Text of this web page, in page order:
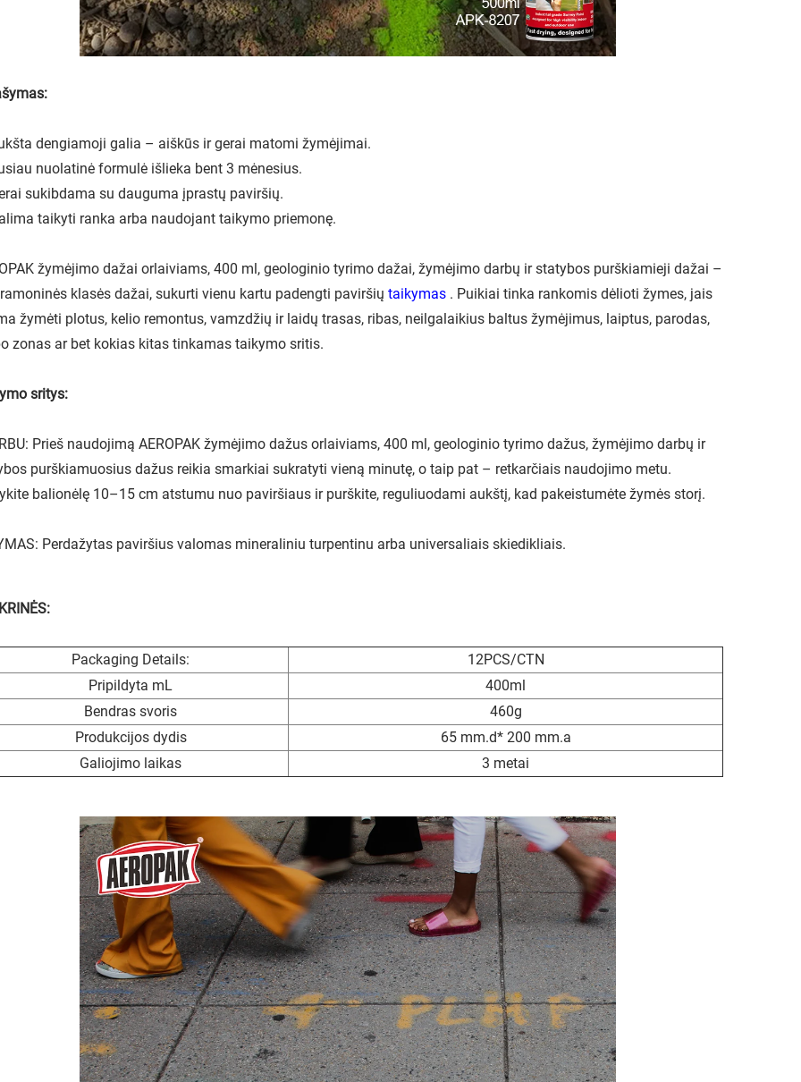
dengiamoji galia – aiškūs ir gerai matomi žymėjimai.
nuolatinė formulė išlieka bent 3 mėnesius.
sukibdama su dauguma įprastų paviršių.
taikyti ranka arba naudojant taikymo priemonę.
žymėjimo dažai orlaiviams, 400 ml, geologinio tyrimo dažai, žymėjimo darbų ir statybos purškiamieji dažai –
klasės dažai, sukurti vienu kartu padengti paviršių taikymas . Puikiai tinka rankomis dėlioti žymes, jais
žymėti plotus, kelio remontus, vamzdžių ir laidų trasas, ribas, neilgalaikius baltus žymėjimus, laiptus, parodas,
zonas ar bet kokias kitas tinkamas taikymo sritis.
sritys:
Prieš naudojimą AEROPAK žymėjimo dažus orlaiviams, 400 ml, geologinio tyrimo dažus, žymėjimo darbų ir
purškiamuosius dažus reikia smarkiai sukratyti vieną minutę, o taip pat – retkarčiais naudojimo metu.
balionėlę 10–15 cm atstumu nuo paviršiaus ir purškite, reguliuodami aukštį, kad pakeistumėte žymės storį.
Perdažytas paviršius valomas mineraliniu turpentinu arba universaliais skiedikliais.
Packaging Details:
12PCS/CTN
Pripildyta mL
400ml
Bendras svoris
460g
Produkcijos dydis
65 mm.d* 200 mm.a
Galiojimo laikas
3 metai